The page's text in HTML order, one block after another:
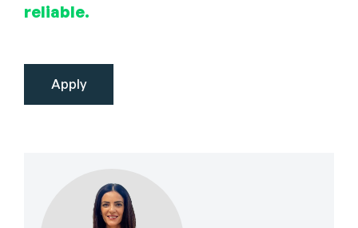
reliable.